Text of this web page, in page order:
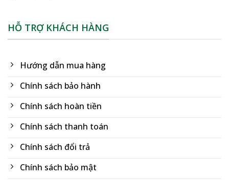
HỖ TRỢ KHÁCH HÀNG
Hướng dẫn mua hàng
Chính sách bảo hành
Chính sách hoàn tiền
Chính sách thanh toán
Chính sách đổi trả
Chính sách bảo mật